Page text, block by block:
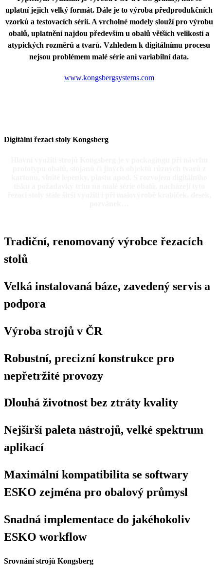
uplatní jejich velký formát. Dále je to výroba předprodukčních
vzorků a testovacích sérií. A vrcholné modely slouží pro výrobu
obalů, uplatnění najdou především u obalů větších velikostí a
atypických rozměrů a tvarů. Vzhledem k digitálnímu procesu
nejsou problémem malé série ani variabilní data.
www.kongsbergsystems.com
Digitální řezací stoly Kongsberg
Tradiční, renomovaný výrobce řezacích
stolů
Velká instalovaná báze, zavedený servis a
podpora
Výroba strojů v ČR
Robustní, precizní konstrukce pro
nepřetržité provozy
Dlouhá životnost bez ztráty kvality
Nejširší paleta nástrojů, velké spektrum
aplikací
Maximální kompatibilita se softwary
ESKO zejména pro obalový průmysl
Snadná implementace do jakéhokoliv
ESKO workflow
Srovnání strojů Kongsberg